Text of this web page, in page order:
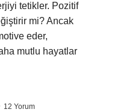
tetikler. Pozitif
mi? Ancak
eder,
mutlu hayatlar
12 Yorum